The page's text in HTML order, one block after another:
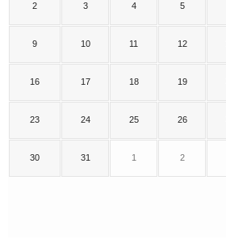
2 3 4 5
9 10 11 12
16 17 18 19
23 24 25 26
30 31 1 2